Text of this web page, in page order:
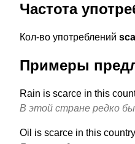
Частота
Кол-во употреблений
Примеры
Rain is scarce in this
В этой стране редко
Oil is scarce in this